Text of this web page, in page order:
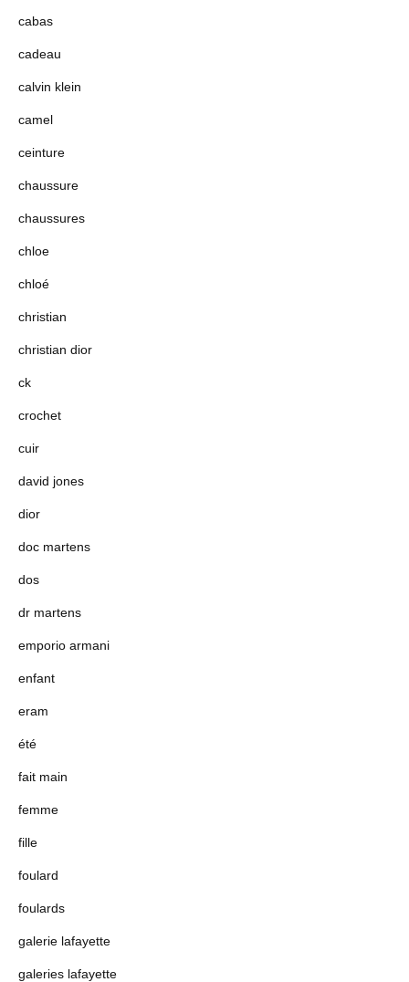
cabas
cadeau
calvin klein
camel
ceinture
chaussure
chaussures
chloe
chloé
christian
christian dior
ck
crochet
cuir
david jones
dior
doc martens
dos
dr martens
emporio armani
enfant
eram
été
fait main
femme
fille
foulard
foulards
galerie lafayette
galeries lafayette